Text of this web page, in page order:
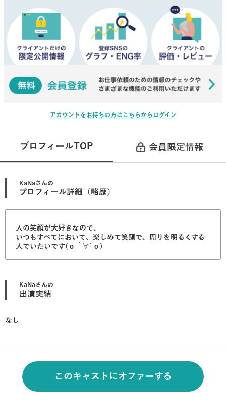
アカウントをお持ちの方はこちらからログイン
プロフィールTOP 会員限定情報
KaNaさんの
プロフィール詳細（略歴）
人の笑顔が大好きなので、
いつもすべてにおいて、楽しめて笑顔で、周りを明るくする
人でいたいです(о´∀`о)
KaNaさんの
出演実績
なし
このキャストにオファーする